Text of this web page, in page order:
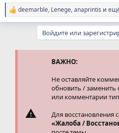
Р
е
deemarble, Lenege,anaprintis и
Войдите или
ВАЖНО:
Не оставляйте
обновить / заменить
или комментарии
Для восстановления
«Жалоба /